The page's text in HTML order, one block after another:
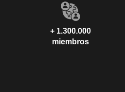
+ 1.300.000
miembros